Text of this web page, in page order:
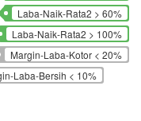
Laba-Naik-Rata2 > 60%
Laba-Naik-Rata2 > 100%
Margin-Laba-Kotor < 20%
Laba-Bersih < 10%